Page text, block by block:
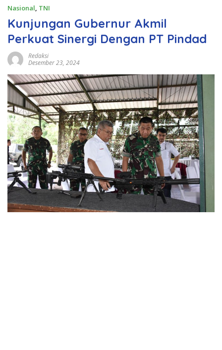
Nasional, TNI
Kunjungan Gubernur Akmil
Perkuat Sinergi Dengan PT Pindad
Redaksi
Desember 23, 2024